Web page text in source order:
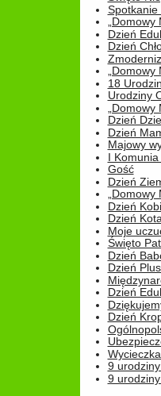
Spotkanie
Dzień
Dzień
18
Urodziny
Dzień
Dzień
Majowy
I
Gość
Dzień
Dzień
Dzień
Moje
Święto
Dzień
Dzień
Dzień
Dzień
9
9